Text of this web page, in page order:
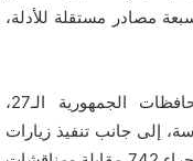
مصادر مستقلة للأدلة،
وامتد نطاق الدراسة ليشمل جميع محافظات الجمهورية الـ27،
و2,484 مدير مدرسة، إلى جانب تنفيذ زيارات